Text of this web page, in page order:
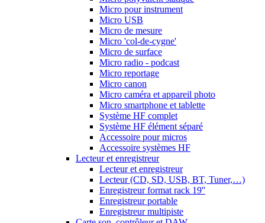
Micro pour instrument
Micro USB
Micro de mesure
Micro 'col-de-cygne'
Micro de surface
Micro radio - podcast
Micro reportage
Micro canon
Micro caméra et appareil photo
Micro smartphone et tablette
Système HF complet
Système HF élément séparé
Accessoire pour micros
Accessoire systèmes HF
Lecteur et enregistreur
Lecteur et enregistreur
Lecteur (CD, SD, USB, BT, Tuner,…)
Enregistreur format rack 19''
Enregistreur portable
Enregistreur multipiste